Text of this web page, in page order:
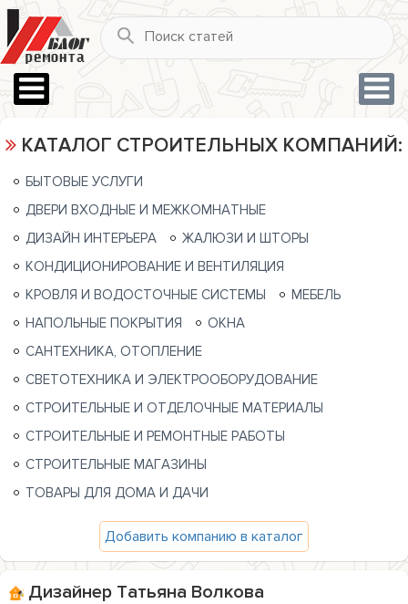
КАТАЛОГ СТРОИТЕЛЬНЫХ КОМПАНИЙ:
БЫТОВЫЕ УСЛУГИ
ДВЕРИ ВХОДНЫЕ И МЕЖКОМНАТНЫЕ
ДИЗАЙН ИНТЕРЬЕРА
ЖАЛЮЗИ И ШТОРЫ
КОНДИЦИОНИРОВАНИЕ И ВЕНТИЛЯЦИЯ
КРОВЛЯ И ВОДОСТОЧНЫЕ СИСТЕМЫ
МЕБЕЛЬ
НАПОЛЬНЫЕ ПОКРЫТИЯ
ОКНА
САНТЕХНИКА, ОТОПЛЕНИЕ
СВЕТОТЕХНИКА И ЭЛЕКТРООБОРУДОВАНИЕ
СТРОИТЕЛЬНЫЕ И ОТДЕЛОЧНЫЕ МАТЕРИАЛЫ
СТРОИТЕЛЬНЫЕ И РЕМОНТНЫЕ РАБОТЫ
СТРОИТЕЛЬНЫЕ МАГАЗИНЫ
ТОВАРЫ ДЛЯ ДОМА И ДАЧИ
Добавить компанию в каталог
Дизайнер Татьяна Волкова